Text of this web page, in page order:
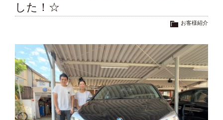
した！☆
お客様紹介